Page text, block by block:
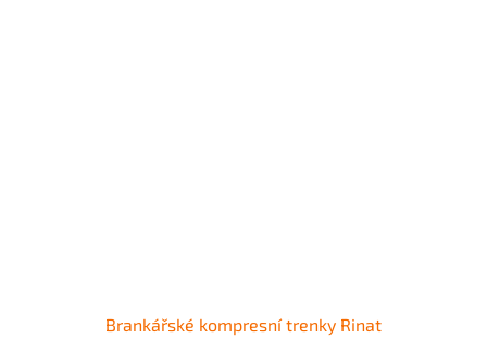
Brankářské kompresní trenky Rinat